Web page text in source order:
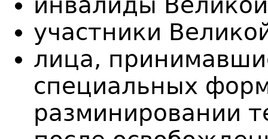
участники
лица,
специальных
разминировании